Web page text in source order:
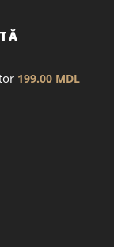
199.00 MDL